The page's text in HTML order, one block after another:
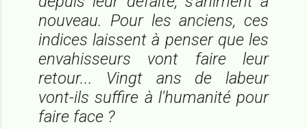
nouveau. Pour les anciens, ces
indices laissent à penser que les
envahisseurs vont faire leur
retour... Vingt ans de labeur
vont-ils suffire à l'humanité pour
faire face ?